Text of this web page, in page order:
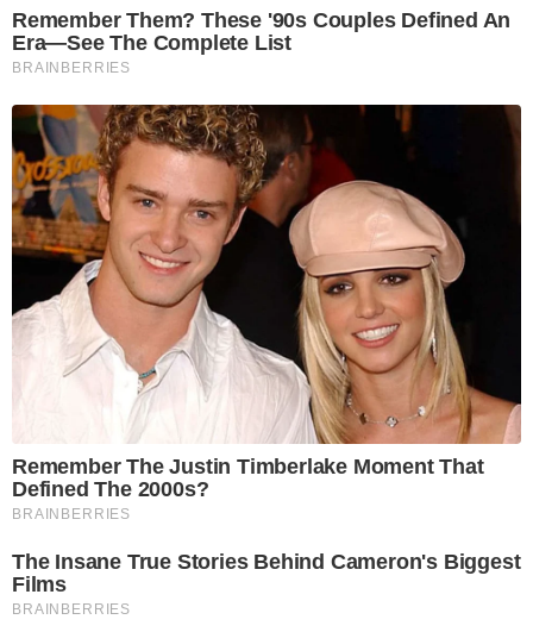
Remember Them? These '90s Couples Defined An
Era—See The Complete List
BRAINBERRIES
Remember The Justin Timberlake Moment That
Defined The 2000s?
BRAINBERRIES
The Insane True Stories Behind Cameron's Biggest
Films
BRAINBERRIES